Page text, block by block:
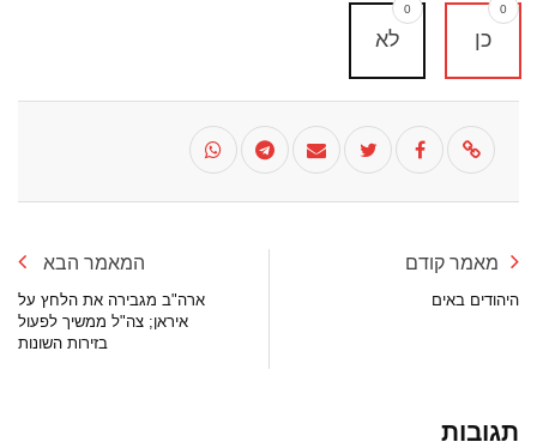
כן
0
לא
0
מאמר קודם
היהודים באים
המאמר הבא
ארה"ב מגבירה את הלחץ על
איראן; צה"ל ממשיך לפעול
בזירות השונות
תגובות